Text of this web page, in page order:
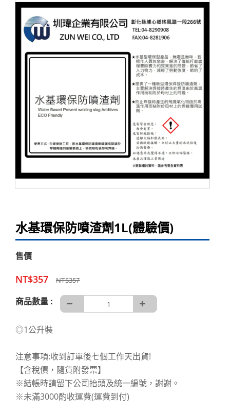
水基環保防噴渣劑1L(體驗價)
售價
NT$357 NT$357
商品數量 :
◎1公升裝
注意事項:收到訂單後七個工作天出貨!
【含稅價，隨貨附發票】
※結帳時請留下公司抬頭及統一編號，謝謝。
※未滿3000酌收運費(運費到付)